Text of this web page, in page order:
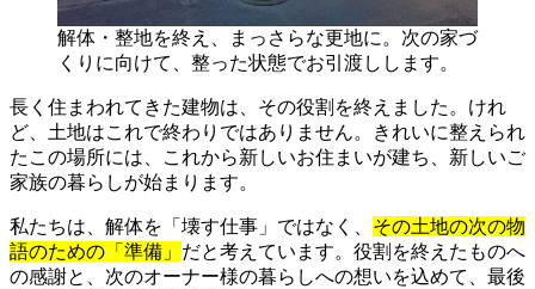
解体・整地を終え、まっさらな更地に。次の家づ
くりに向けて、整った状態でお引渡しします。
長く住まわれてきた建物は、その役割を終えました。けれ
ど、土地はこれで終わりではありません。きれいに整えられ
たこの場所には、これから新しいお住まいが建ち、新しいご
家族の暮らしが始まります。
私たちは、解体を「壊す仕事」ではなく、 その土地の次の物
語のための「準備」 だと考えています。役割を終えたものへ
の感謝と、次のオーナー様の暮らしへの想いを込めて、最後